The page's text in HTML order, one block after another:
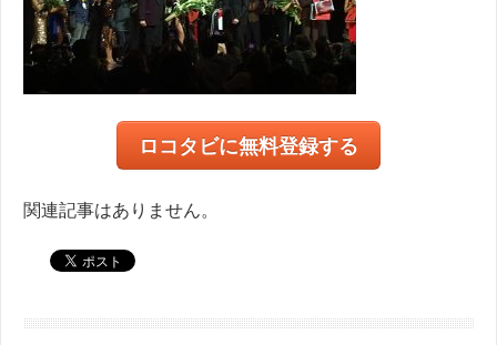
ロコタビに無料登録する
関連記事はありません。